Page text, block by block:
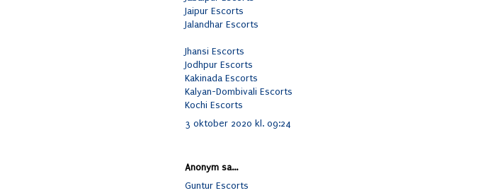
Jaipur Escorts
Jalandhar Escorts
Jhansi Escorts
Jodhpur Escorts
Kakinada Escorts
Kalyan-Dombivali Escorts
Kochi Escorts
3 oktober 2020 kl. 09:24
Anonym sa...
Guntur Escorts